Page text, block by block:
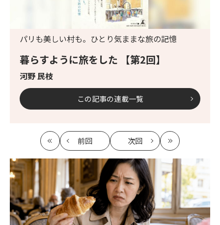
暮らすように旅をした 【第2回】
河野 民枝
パリも美しい村も。ひとり気ままな旅の記憶
この記事の連載一覧
最
初
前回
記
へ
次回
記
事
へ
最
新